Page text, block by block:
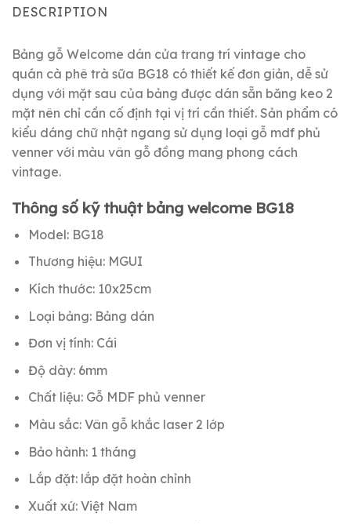
DESCRIPTION
Bảng gỗ Welcome dán cửa trang trí vintage cho
quán cà phê trà sữa BG18 có thiết kế đơn giản, dễ sử
dụng với mặt sau của bảng được dán sẵn băng keo 2
mặt nên chỉ cần cố định tại vị trí cần thiết. Sản phẩm có
kiểu dáng chữ nhật ngang sử dụng loại gỗ mdf phủ
venner với màu vân gỗ đồng mang phong cách
vintage.
Thông số kỹ thuật bảng welcome BG18
Model: BG18
Thương hiệu: MGUI
Kích thước: 10x25cm
Loại bảng: Bảng dán
Đơn vị tính: Cái
Độ dày: 6mm
Chất liệu: Gỗ MDF phủ venner
Màu sắc: Vân gỗ khắc laser 2 lớp
Bảo hành: 1 tháng
Lắp đặt: lắp đặt hoàn chỉnh
Xuất xứ: Việt Nam